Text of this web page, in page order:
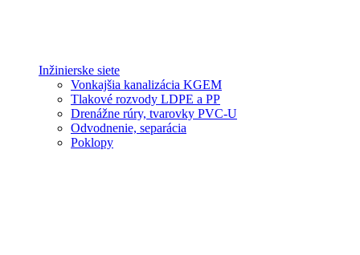
Inžinierske siete
Vonkajšia kanalizácia KGEM
Tlakové rozvody LDPE a PP
Drenážne rúry, tvarovky PVC-U
Odvodnenie, separácia
Poklopy